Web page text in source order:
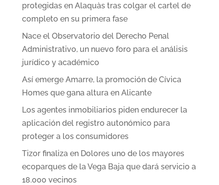
protegidas en Alaquàs tras colgar el cartel de
completo en su primera fase
Nace el Observatorio del Derecho Penal
Administrativo, un nuevo foro para el análisis
jurídico y académico
Así emerge Amarre, la promoción de Cívica
Homes que gana altura en Alicante
Los agentes inmobiliarios piden endurecer la
aplicación del registro autonómico para
proteger a los consumidores
Tizor finaliza en Dolores uno de los mayores
ecoparques de la Vega Baja que dará servicio a
18.000 vecinos